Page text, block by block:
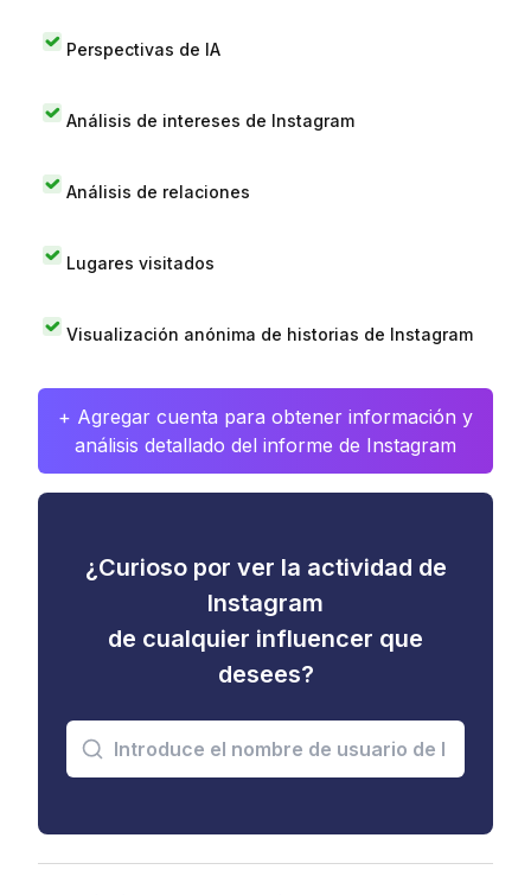
Perspectivas de IA
Análisis de intereses de Instagram
Análisis de relaciones
Lugares visitados
Visualización anónima de historias de Instagram
+ Agregar cuenta para obtener información y
análisis detallado del informe de Instagram
¿Curioso por ver la actividad de
Instagram
de cualquier influencer que
desees?